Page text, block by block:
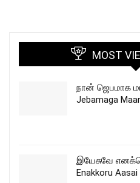
MOST
நான் ஜெபமாக
Jebamaga
இயேசுவே
Enakkoru Aasai